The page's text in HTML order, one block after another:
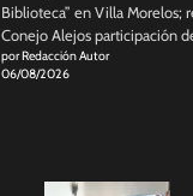
Biblioteca” en Villa Morelos;
Conejo Alejos participación
por Redacción Autor
06/08/2026